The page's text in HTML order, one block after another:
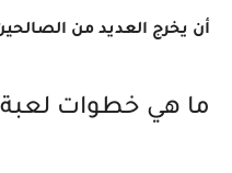
أن يخرج العديد من
ما هي خطوات لعبة